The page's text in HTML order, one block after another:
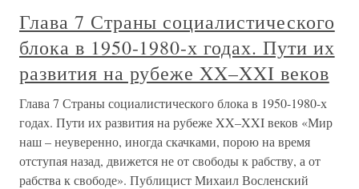
Глава 7 Страны социалистического
блока в 1950-1980-х годах. Пути их
развития на рубеже XX–XXI веков
Глава 7 Страны социалистического блока в 1950-1980-х
годах. Пути их развития на рубеже XX–XXI веков «Мир
наш – неуверенно, иногда скачками, порою на время
отступая назад, движется не от свободы к рабству, а от
рабства к свободе». Публицист Михаил Восленский